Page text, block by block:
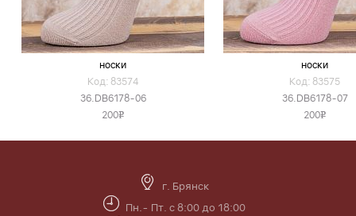
носки
Код: 83574
36.DB6178-06
200v
носки
Код: 83575
36.DB6178-07
200v
г. Брянск
Пн.- Пт. с 8:00 до 18:00